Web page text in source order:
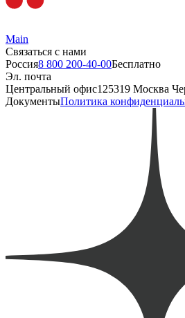
Main
Связаться с нами
Россия8 800 200-40-00Бесплатно
Эл. почта
Центральный офис125319 Москва
ДокументыПолитика